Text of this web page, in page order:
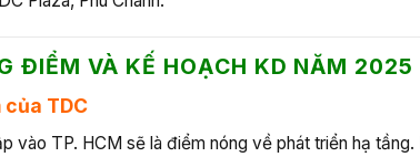
ĐIỂM VÀ KẾ HOẠCH KD NĂM 2025
TDC
vào TP. HCM sẽ là điểm nóng về phát triển hạ